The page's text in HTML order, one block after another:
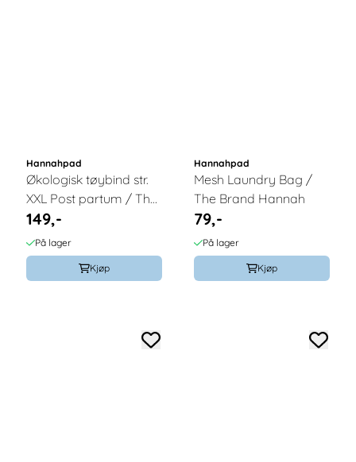
Hannahpad
Økologisk tøybind str.
XXL Post partum / The
Brand Hannah
149,-
På lager
Kjøp
Hannahpad
Mesh Laundry Bag /
The Brand Hannah
79,-
På lager
Kjøp